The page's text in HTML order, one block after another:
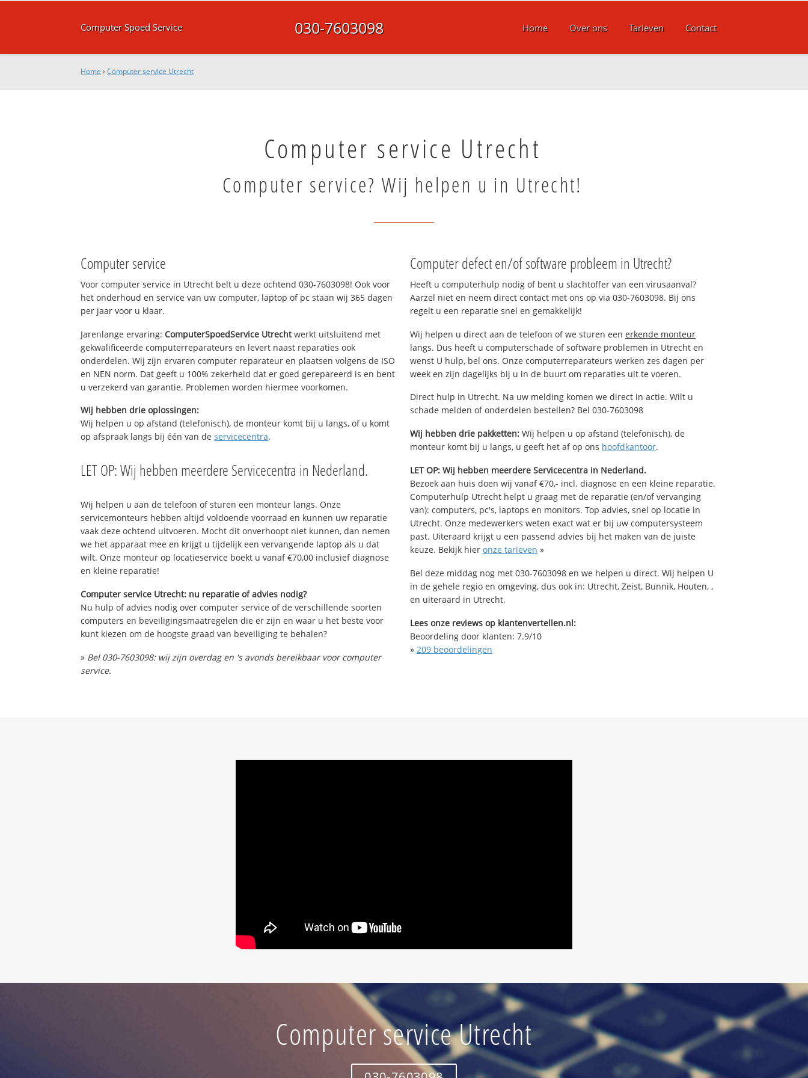
Computer Spoed Service 030-7603098 Home Over ons Tarieven Contact
Home ›Computer service Utrecht
Computer service Utrecht
Computer service? Wij helpen u in Utrecht!
Computer service
Voor computer service in Utrecht belt u deze ochtend 030-7603098! Ook voor
het onderhoud en service van uw computer, laptop of pc staan wij 365 dagen
per jaar voor u klaar.
Jarenlange ervaring:ComputerSpoedService Utrechtwerkt uitsluitend met
gekwalificeerde computerreparateurs en levert naast reparaties ook
onderdelen. Wij zijn ervaren computer reparateur en plaatsen volgens de ISO
en NEN norm. Dat geeft u 100% zekerheid dat er goed gerepareerd is en bent
u verzekerd van garantie. Problemen worden hiermee voorkomen.
Wij hebben drie oplossingen:
Wij helpen u op afstand (telefonisch), de monteur komt bij u langs, of u komt
op afspraak langs bij één van deservicecentra.
LET OP: Wij hebben meerdere Servicecentra in Nederland.
Wij helpen u aan de telefoon of sturen een monteur langs. Onze
servicemonteurs hebben altijd voldoende voorraad en kunnen uw reparatie
vaak deze ochtend uitvoeren. Mocht dit onverhoopt niet kunnen, dan nemen
we het apparaat mee en krijgt u tijdelijk een vervangende laptop als u dat
wilt. Onze monteur op locatieservice boekt u vanaf €70,00 inclusief diagnose
en kleine reparatie!
Computer service Utrecht: nu reparatie of advies nodig?
Nu hulp of advies nodig over computer service of de verschillende soorten
computers en beveiligingsmaatregelen die er zijn en waar u het beste voor
kunt kiezen om de hoogste graad van beveiliging te behalen?
» Bel 030-7603098: wij zijn overdag en 's avonds bereikbaar voor computer
service.
Computer defect en/of software probleem in Utrecht?
Heeft u computerhulp nodig of bent u slachtoffer van een virusaanval?
Aarzel niet en neem direct contact met ons op via 030-7603098. Bij ons
regelt u een reparatie snel en gemakkelijk!
Wij helpen u direct aan de telefoon of we sturen een erkende monteur
langs. Dus heeft u computerschade of software problemen in Utrecht en
wenst U hulp, bel ons. Onze computerreparateurs werken zes dagen per
week en zijn dagelijks bij u in de buurt om reparaties uit te voeren.
Direct hulp in Utrecht. Na uw melding komen we direct in actie. Wilt u
schade melden of onderdelen bestellen? Bel 030-7603098
Wij hebben drie pakketten: Wij helpen u op afstand (telefonisch), de
monteur komt bij u langs, u geeft het af op ons hoofdkantoor.
LET OP: Wij hebben meerdere Servicecentra in Nederland.
Bezoek aan huis doen wij vanaf €70,- incl. diagnose en een kleine reparatie.
Computerhulp Utrecht helpt u graag met de reparatie (en/of vervanging
van): computers, pc's, laptops en monitors. Top advies, snel op locatie in
Utrecht. Onze medewerkers weten exact wat er bij uw computersysteem
past. Uiteraard krijgt u een passend advies bij het maken van de juiste
keuze. Bekijk hier onze tarieven »
Bel deze middag nog met 030-7603098 en we helpen u direct. Wij helpen U
in de gehele regio en omgeving, dus ook in: Utrecht, Zeist, Bunnik, Houten, ,
en uiteraard in Utrecht.
Lees onze reviews op klantenvertellen.nl:
Beoordeling door klanten: 7.9/10
» 209 beoordelingen
Computer service Utrecht